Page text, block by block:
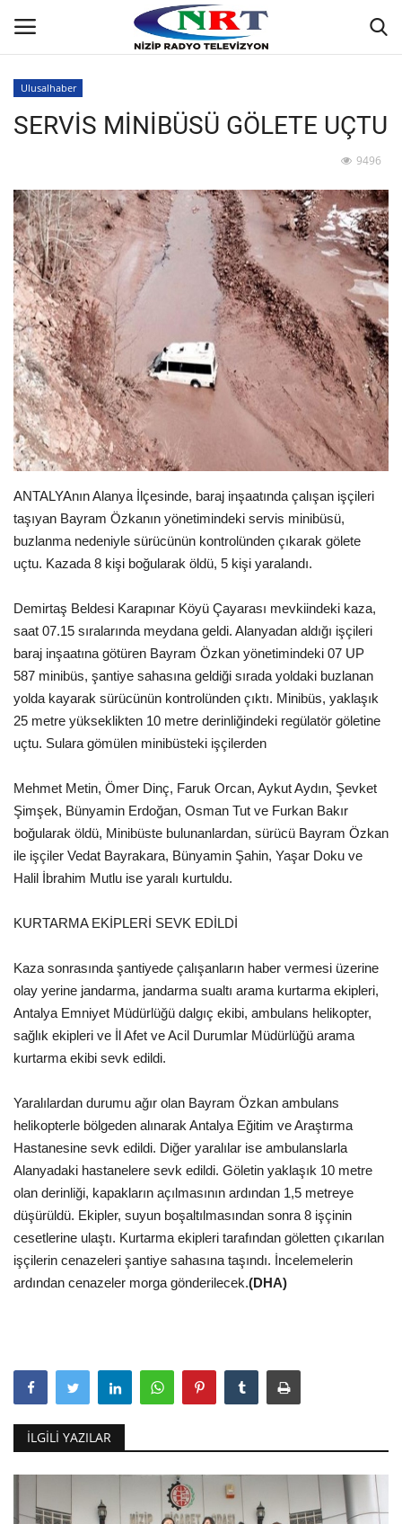
Ana
Asayiş
Siyaset
Ekonomi
Yaşam
Spor
EĞİTİM
Resmiilan
Ulusalhaber
SERVİS MİNİBÜSÜ GÖLETE UÇTU
9496
ANTALYAnın Alanya İlçesinde, baraj inşaatında çalışan işçileri
taşıyan Bayram Özkanın yönetimindeki servis minibüsü,
buzlanma nedeniyle sürücünün kontrolünden çıkarak gölete
uçtu. Kazada 8 kişi boğularak öldü, 5 kişi yaralandı.
Demirtaş Beldesi Karapınar Köyü Çayarası mevkiindeki kaza,
saat 07.15 sıralarında meydana geldi. Alanyadan aldığı işçileri
baraj inşaatına götüren Bayram Özkan yönetimindeki 07 UP
587 minibüs, şantiye sahasına geldiği sırada yoldaki buzlanan
yolda kayarak sürücünün kontrolünden çıktı. Minibüs, yaklaşık
25 metre yükseklikten 10 metre derinliğindeki regülatör göletine
uçtu. Sulara gömülen minibüsteki işçilerden
Mehmet Metin, Ömer Dinç, Faruk Orcan, Aykut Aydın, Şevket
Şimşek, Bünyamin Erdoğan, Osman Tut ve Furkan Bakır
boğularak öldü, Minibüste bulunanlardan, sürücü Bayram Özkan
ile işçiler Vedat Bayrakara, Bünyamin Şahin, Yaşar Doku ve
Halil İbrahim Mutlu ise yaralı kurtuldu.
KURTARMA EKİPLERİ SEVK EDİLDİ
Kaza sonrasında şantiyede çalışanların haber vermesi üzerine
olay yerine jandarma, jandarma sualtı arama kurtarma ekipleri,
Antalya Emniyet Müdürlüğü dalgıç ekibi, ambulans helikopter,
sağlık ekipleri ve İl Afet ve Acil Durumlar Müdürlüğü arama
kurtarma ekibi sevk edildi.
Yaralılardan durumu ağır olan Bayram Özkan ambulans
helikopterle bölgeden alınarak Antalya Eğitim ve Araştırma
Hastanesine sevk edildi. Diğer yaralılar ise ambulanslarla
Alanyadaki hastanelere sevk edildi. Göletin yaklaşık 10 metre
olan derinliği, kapakların açılmasının ardından 1,5 metreye
düşürüldü. Ekipler, suyun boşaltılmasından sonra 8 işçinin
cesetlerine ulaştı. Kurtarma ekipleri tarafından göletten çıkarılan
işçilerin cenazeleri şantiye sahasına taşındı. İncelemelerin
ardından cenazeler morga gönderilecek.(DHA)
İLGILI YAZILAR